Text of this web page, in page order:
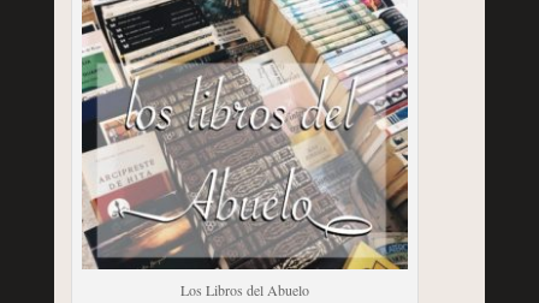
Los Libros del Abuelo